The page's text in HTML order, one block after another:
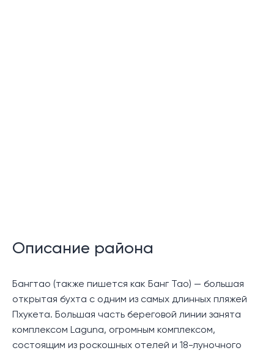
Функции сообщества:
Описание района
Бангтао (также пишется как Банг Тао) — большая
открытая бухта с одним из самых длинных пляжей
Пхукета. Большая часть береговой линии занята
комплексом Laguna, огромным комплексом,
состоящим из роскошных отелей и 18-луночного